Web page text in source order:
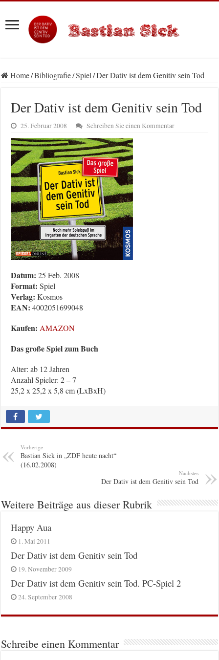
Home/Bibliografie/Spiel/Der Dativ ist dem Genitiv sein Tod
Der Dativ ist dem Genitiv sein Tod
25. Februar 2008 Schreiben Sie einen Kommentar
Datum: 25 Feb. 2008
Format: Spiel
Verlag: Kosmos
EAN: 4002051699048
Kaufen:AMAZON
Das große Spiel zum Buch
Alter: ab 12 Jahren
Anzahl Spieler: 2 – 7
25,2 x 25,2 x 5,8 cm (LxBxH)
Vorherige
Bastian Sick in „ZDF heute nacht“
(16.02.2008)
Nächstes
Der Dativ ist dem Genitiv sein Tod
Weitere Beiträge aus dieser Rubrik
Happy Aua
1. Mai 2011
Der Dativ ist dem Genitiv sein Tod
19. November 2009
Der Dativ ist dem Genitiv sein Tod. PC-Spiel 2
24. September 2008
Schreibe einen Kommentar